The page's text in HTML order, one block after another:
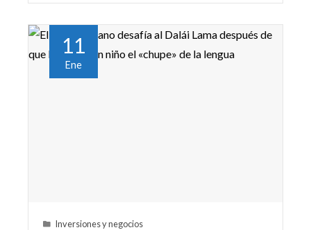
11
Ene
Inversiones y negocios